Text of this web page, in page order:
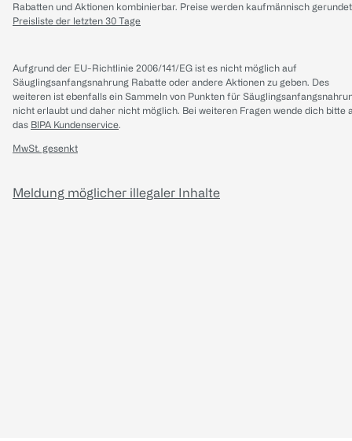
Rabatten und Aktionen kombinierbar. Preise werden kaufmännisch
Preisliste der letzten 30 Tage
Aufgrund der EU-Richtlinie 2006/141/EG ist es nicht möglich auf
Säuglingsanfangsnahrung Rabatte oder andere Aktionen zu geben. Des
weiteren ist ebenfalls ein Sammeln von Punkten für
nicht erlaubt und daher nicht möglich. Bei weiteren Fragen wende dich bitte
das BIPA Kundenservice.
MwSt. gesenkt
Meldung möglicher illegaler Inhalte